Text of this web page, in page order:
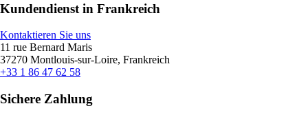
Kundendienst in Frankreich
Kontaktieren Sie uns
11 rue Bernard Maris
37270 Montlouis-sur-Loire, Frankreich
+33 1 86 47 62 58
Sichere Zahlung